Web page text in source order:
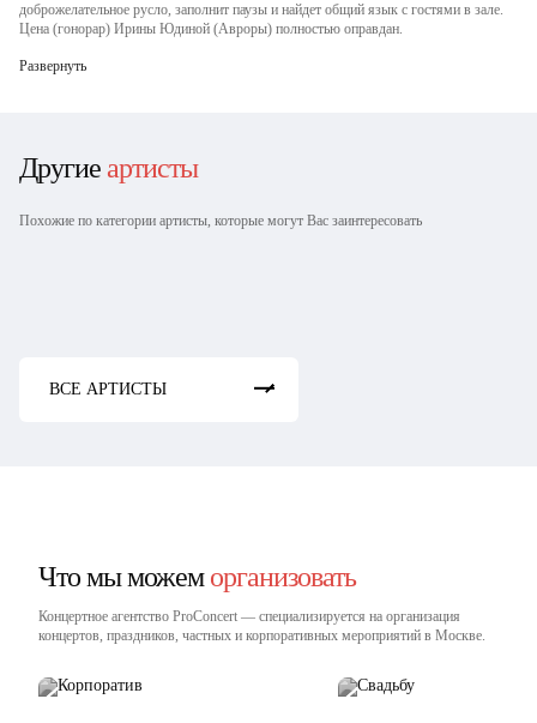
доброжелательное русло, заполнит паузы и найдет общий язык с гостями в зале.
Цена (гонорар) Ирины Юдиной (Авроры) полностью оправдан.
Развернуть
Другие артисты
Похожие по категории артисты, которые могут Вас заинтересовать
ВСЕ АРТИСТЫ
Что мы можеморганизовать
Концертное агентство ProConcert — cпециализируется на организация
концертов, праздников, частных и корпоративных мероприятий в Москве.